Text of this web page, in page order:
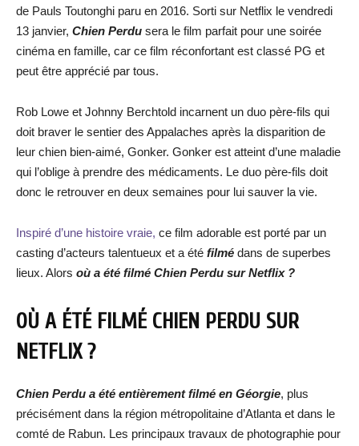
de Pauls Toutonghi paru en 2016. Sorti sur Netflix le vendredi
13 janvier, Chien Perdu sera le film parfait pour une soirée
cinéma en famille, car ce film réconfortant est classé PG et
peut être apprécié par tous.
Rob Lowe et Johnny Berchtold incarnent un duo père-fils qui
doit braver le sentier des Appalaches après la disparition de
leur chien bien-aimé, Gonker. Gonker est atteint d’une maladie
qui l’oblige à prendre des médicaments. Le duo père-fils doit
donc le retrouver en deux semaines pour lui sauver la vie.
Inspiré d’une histoire vraie, ce film adorable est porté par un
casting d’acteurs talentueux et a été filmé dans de superbes
lieux. Alors où a été filmé Chien Perdu sur Netflix ?
OÙ A ÉTÉ FILMÉ CHIEN PERDU SUR
NETFLIX ?
Chien Perdu a été entièrement filmé en Géorgie, plus
précisément dans la région métropolitaine d’Atlanta et dans le
comté de Rabun. Les principaux travaux de photographie pour